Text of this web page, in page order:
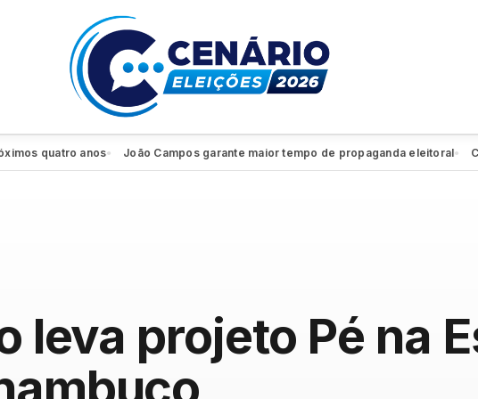
quatro anos ● João Campos garante maior tempo de propaganda eleitoral●
leva projeto Pé na